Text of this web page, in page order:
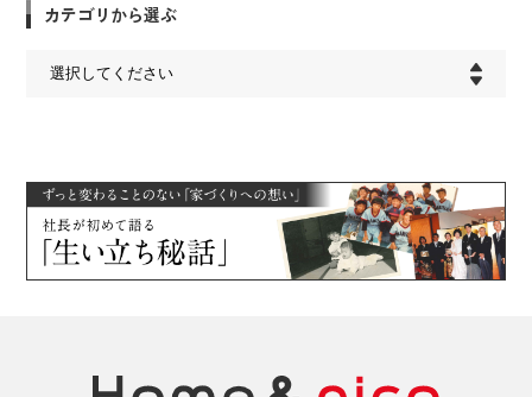
カテゴリから選ぶ